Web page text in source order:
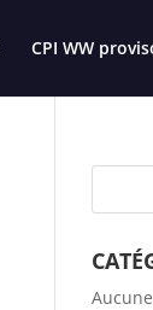
CPI WW